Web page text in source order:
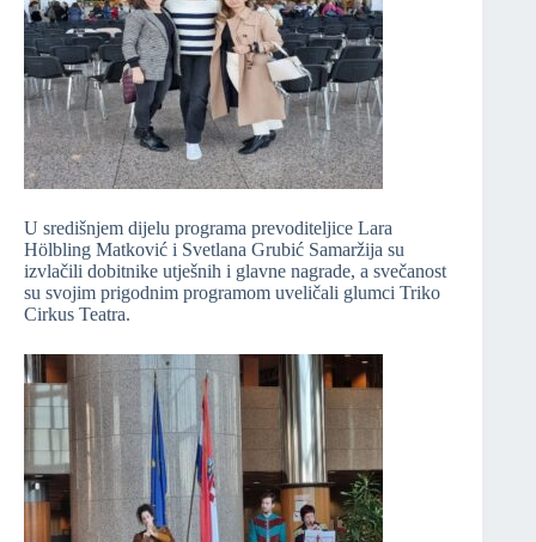
U središnjem dijelu programa prevoditeljice Lara
Hölbling Matković i Svetlana Grubić Samaržija su
izvlačili dobitnike utješnih i glavne nagrade, a svečanost
su svojim prigodnim programom uveličali glumci Triko
Cirkus Teatra.